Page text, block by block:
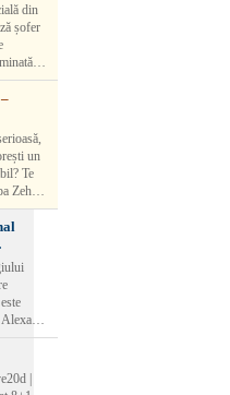
din
șofer
să
la
un
Te
Zehab
-
Alexa
în
|